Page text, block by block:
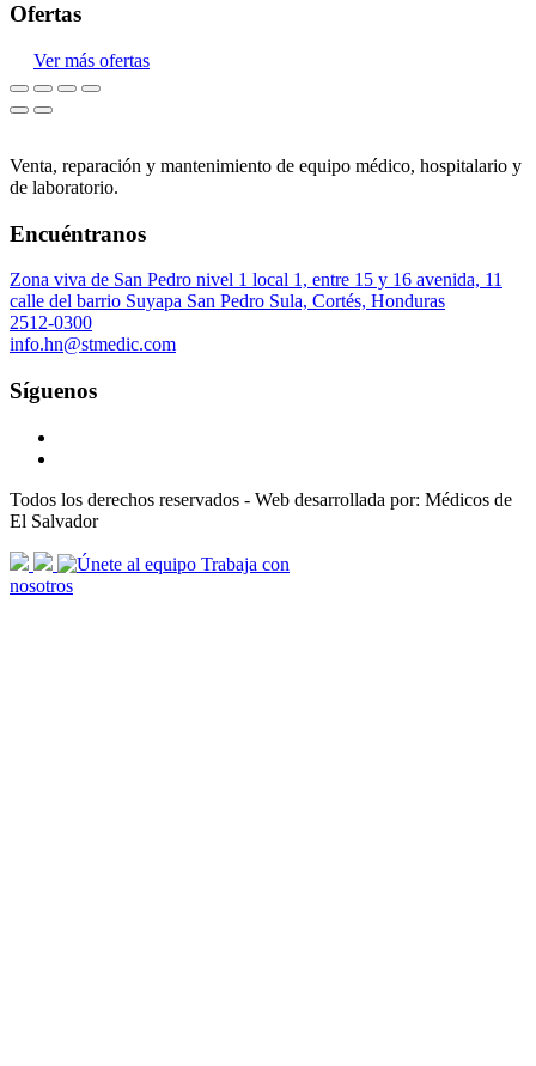
Ofertas
Ver más ofertas
Venta, reparación y mantenimiento de equipo médico, hospitalario y
de laboratorio.
Encuéntranos
Zona viva de San Pedro nivel 1 local 1, entre 15 y 16 avenida, 11
calle del barrio Suyapa San Pedro Sula, Cortés, Honduras
2512-0300
info.hn@stmedic.com
Síguenos
Todos los derechos reservados - Web desarrollada por: Médicos de
El Salvador
scroll
arrow
Trabaja con
nosotros